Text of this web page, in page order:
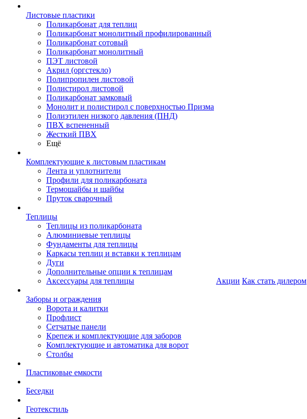
Листовые пластики
Поликарбонат для теплиц
Поликарбонат монолитный профилированный
Поликарбонат сотовый
Поликарбонат монолитный
ПЭТ листовой
Акрил (оргстекло)
Полипропилен листовой
Полистирол листовой
Поликарбонат замковый
Монолит и полистирол с поверхностью Призма
Полиэтилен низкого давления (ПНД)
ПВХ вспененный
Жесткий ПВХ
Ещё
Комплектующие к листовым пластикам
Лента и уплотнители
Профили для поликарбоната
Термошайбы и шайбы
Пруток сварочный
Теплицы
Теплицы из поликарбоната
Алюминиевые теплицы
Фундаменты для теплицы
Каркасы теплиц и вставки к теплицам
Дуги
Дополнительные опции к теплицам
Аксессуары для теплицы
Заборы и ограждения
Ворота и калитки
Профлист
Сетчатые панели
Крепеж и комплектующие для заборов
Комплектующие и автоматика для ворот
Столбы
Пластиковые емкости
Беседки
Геотекстиль
Акции Как стать дилером